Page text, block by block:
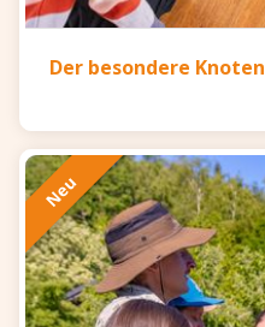
Der besondere Knoten
Neu